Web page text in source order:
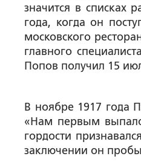
значится в списках
года, когда он
московского
главного
Попов получил 15
В ноябре 1917 года
«Нам первым
гордости
заключении он